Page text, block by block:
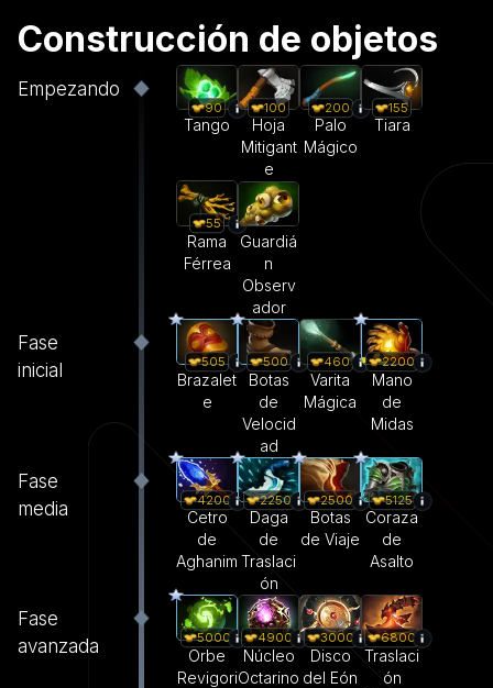
Construcción de objetos
Empezando
90
Tango
100
Hoja
Mitigant
e
200
Palo
Mágico
155
Tiara
55
Rama
Férrea
Guardiá
n
Observ
ador
Fase
inicial
505
Brazalet
e
500
Botas
de
Velocid
ad
460
Varita
Mágica
2200
Mano
de
Midas
Fase
media
4200
Cetro
de
Aghanim
2250
Daga
de
Traslaci
ón
2500
Botas
de Viaje
5125
Coraza
de
Asalto
Fase
avanzada
5000
Orbe
Revigori
4900
Núcleo
Octarino
3000
Disco
del Eón
6800
Traslaci
ón